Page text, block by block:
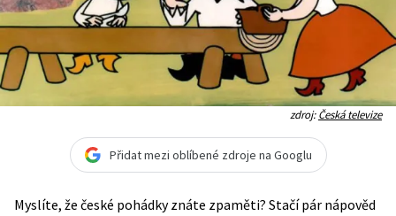
zdroj:Česká televize
Přidat mezi oblíbené zdroje na Googlu
Myslíte, že české pohádky znáte zpaměti? Stačí pár nápověd